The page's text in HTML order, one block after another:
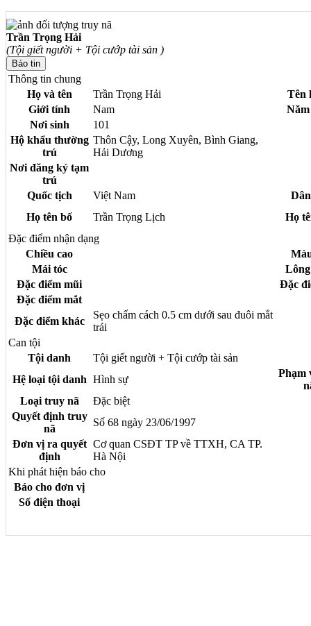
Trần Trọng Hải
(Tội giết người + Tội cướp tài sản )
Thông tin chung
Họ và tên
Trần Trọng Hải
Tên
Giới tính
Nam
Nơi sinh
101
Hộ khẩu thường
trú
Thôn Cậy, Long Xuyên, Bình Giang,
Hải Dương
Nơi đăng ký tạm
trú
Quốc tịch
Việt Nam
Họ tên bố
Trần Trọng Lịch
Họ
Đặc điểm nhận dạng
Chiều cao
Mái tóc
Đặc điểm mũi
Đặc
Đặc điểm mắt
Đặc điểm khác
Sẹo chấm cách 0.5 cm dưới sau đuôi mắt
trái
Can tội
Tội danh
Tội giết người + Tội cướp tài sản
Hệ loại tội danh Hình sự
Phạm
Loại truy nã
Đặc biệt
Quyết định truy
nã
Số 68 ngày 23/06/1997
Đơn vị ra quyết
định
Cơ quan CSĐT TP về TTXH, CA TP.
Hà Nội
Khi phát hiện báo cho
Báo cho đơn vị
Số điện thoại